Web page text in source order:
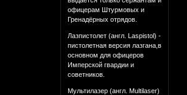
офицерам Штурмовых и
Гренадёрных отрядов.
Лазпистолет (англ. Laspistol) -
пистолетная версия лазгана,в
основном для офицеров
Имперской гвардии и
советников.
Мультилазер (англ. Multilaser)